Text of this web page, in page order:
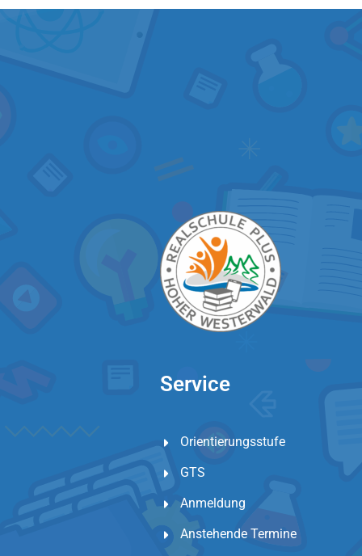
Service
Orientierungsstufe
GTS
Anmeldung
Anstehende Termine